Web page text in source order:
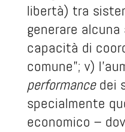
libertà) tra
generare
capacità di
comune”; v)
performancedei
specialmente
economico –